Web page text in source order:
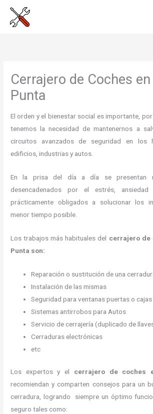
Cerrajero de Coches
Punta
El orden y el bienestar social es importante,
tenemos la necesidad de mantenernos a
circuitos avanzados de seguridad en los
edificios, industrias y autos.
En la prisa del día a día se presentan
desencadenados por el estrés, ansiedad
prácticamente obligados a solucionar los
menor tiempo posible.
Los trabajos más habituales del cerrajero de
Punta son:
Reparación o sustitución de una
Instalación de las mismas
Seguridad para ventanas puertas o
Sistemas antirrobos para Autos
Servicio de cerrajería (duplicado de
Cerraduras electrónicas
etc
Los expertos y el cerrajero de coches
recomiendan y comparten consejos para un
cerradura, logrando siempre un óptimo
seguro tales como: